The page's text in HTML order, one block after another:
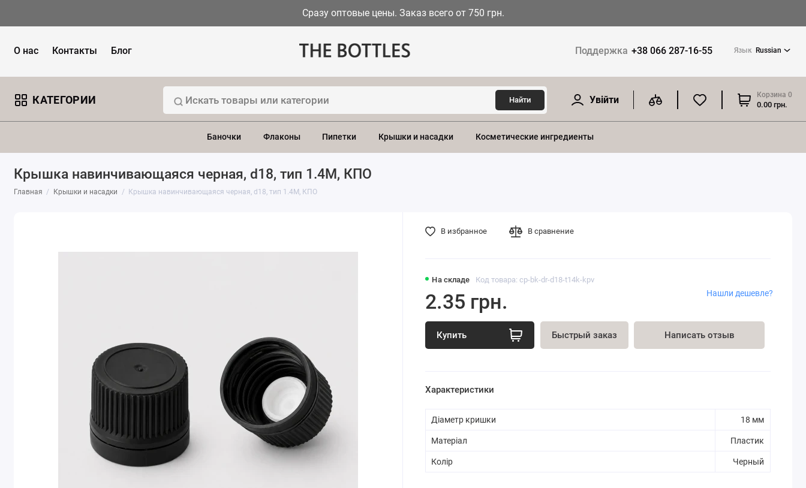
Сразу оптовые цены. Заказ всего от 750 грн.
О нас Контакты Блог Поддержка +38 066 287-16-55 Язык Russian
КАТЕГОРИИ Найти Увійти Корзина 0
0.00 грн.
Баночки Флаконы Пипетки Крышки и насадки Косметические ингредиенты
Крышка навинчивающаяся черная, d18, тип 1.4М, КПО
Главная Крышки и насадки Крышка навинчивающаяся черная, d18, тип 1.4М, КПО
На складе Код товара: cp-bk-dr-d18-t14k-kpv
2.35 грн.
Купить Быстрый заказ Написать отзыв
Нашли дешевле?
В избранное В сравнение
Характеристики
Діаметр кришки 18 мм
Матеріал Пластик
Колір Черный